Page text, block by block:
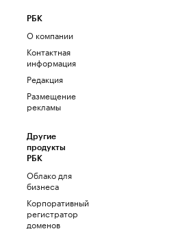
РБК
О компании
Контактная
информация
Редакция
Размещение
рекламы
Другие
продукты
РБК
Облако для
бизнеса
Корпоративный
регистратор
доменов